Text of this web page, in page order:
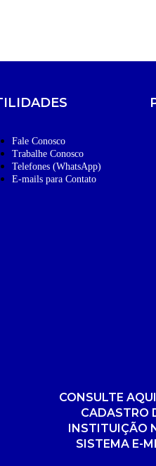
Fale Conosco
Trabalhe Conosco
Telefones (WhatsApp)
E-mails para Contato
CONSULTE
CADASTRO
INSTITUIÇÃO
SISTEMA E-